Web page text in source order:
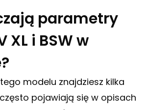
parametry
XL i BSW w
modelu znajdziesz kilka
pojawiają się w opisach